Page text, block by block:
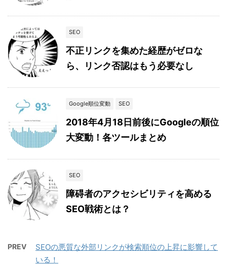
SEO
不正リンクを集めた経歴がゼロな
ら、リンク否認はもう必要なし
Google順位変動 SEO
2018年4月18日前後にGoogleの順位
大変動！各ツールまとめ
SEO
障碍者のアクセシビリティを高める
SEO戦術とは？
PREV
SEOの悪質な外部リンクが検索順位の上昇に影響して
いる！